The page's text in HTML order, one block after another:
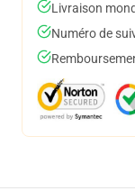
Livraison
Numéro de